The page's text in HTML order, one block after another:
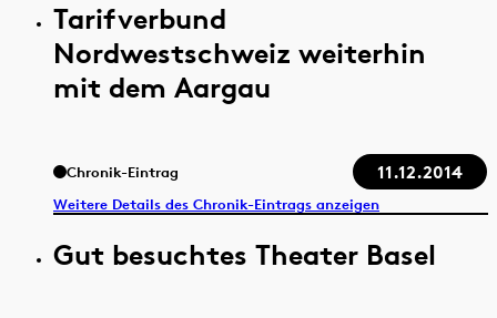
Tarifverbund
Nordwestschweiz weiterhin
mit dem Aargau
Chronik-Eintrag 11.12.2014
Weitere Details des Chronik-Eintrags anzeigen
Gut besuchtes Theater Basel